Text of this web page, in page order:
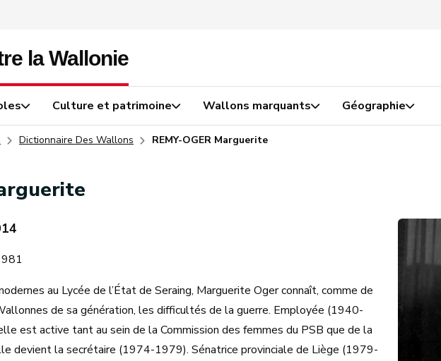
Culture et patrimoine Wallons marquants Géographie
Dictionnaire Des Wallons REMY-OGER Marguerite
au Lycée de l’État de Seraing, Marguerite Oger connaît, comme de
de sa génération, les difficultés de la guerre. Employée (1940-
est active tant au sein de la Commission des femmes du PSB que de la
devient la secrétaire (1974-1979). Sénatrice provinciale de Liège (1979-